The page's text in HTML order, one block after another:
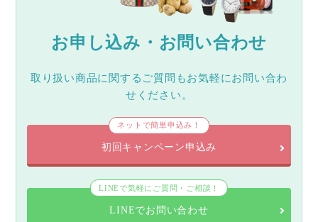
お申し込み・お問い合わせ
取り扱い商品に関するご質問もお気軽にお問い合わ
せください。
ネットで簡単申込み！
初回キャンペーン申込み
LINEで気軽にご質問・ご相談！
LINEでお問い合わせ